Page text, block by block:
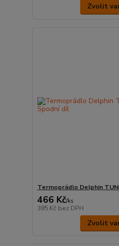
Zvolit
Termoprádlo Delphin
466 Kč/ks
385 Kč bez DPH
Zvolit